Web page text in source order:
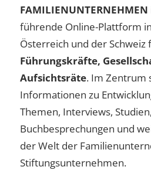
FAMILIENUNTERNEHMEN
führende Online-Plattform
Österreich und der Schweiz
Führungskräfte,
Aufsichtsräte. Im Zentrum
Informationen zu
Themen, Interviews, Studien,
Buchbesprechungen und
der Welt der
Stiftungsunternehmen.